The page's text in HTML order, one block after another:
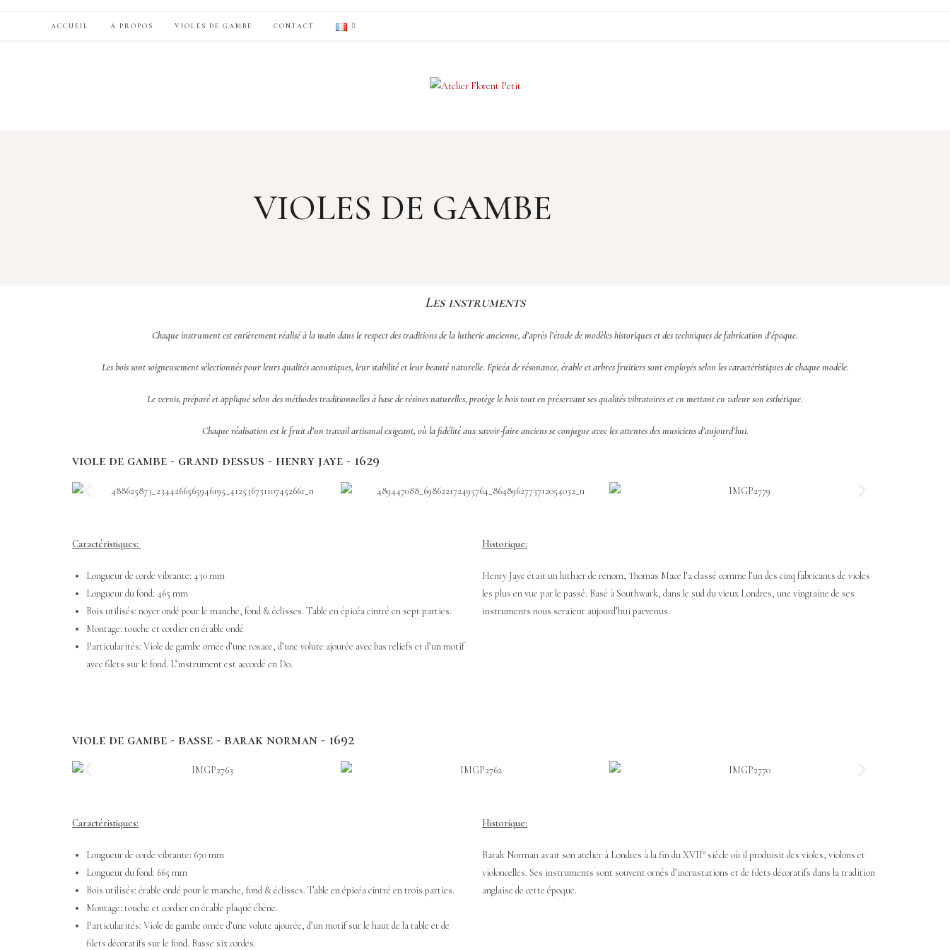
ACCUEIL À PROPOS VIOLES DE GAMBE CONTACT
VIOLES DE GAMBE
Les instruments
Chaque instrument est entièrement réalisé à la main dans le respect des traditions de la lutherie ancienne, d’après l’étude de modèles historiques et des techniques de fabrication d’époque.
Les bois sont soigneusement sélectionnés pour leurs qualités acoustiques, leur stabilité et leur beauté naturelle. Épicéa de résonance, érable et arbres fruitiers sont employés selon les caractéristiques de chaque modèle.
Le vernis, préparé et appliqué selon des méthodes traditionnelles à base de résines naturelles, protège le bois tout en préservant ses qualités vibratoires et en mettant en valeur son esthétique.
Chaque réalisation est le fruit d’un travail artisanal exigeant, où la fidélité aux savoir-faire anciens se conjugue avec les attentes des musiciens d’aujourd’hui.
viole de gambe - grand dessus - henry jaye - 1629
Caractéristiques:
Longueur de corde vibrante: 430 mm
Longueur du fond: 465 mm
Bois utilisés: noyer ondé pour le manche, fond & éclisses. Table en épicéa cintré en sept parties.
Montage: touche et cordier en érable ondé
Particularités: Viole de gambe ornée d’une rosace, d’une volute ajourée avec bas reliefs et d’un motif
avec filets sur le fond. L’instrument est accordé en Do.
Historique:
Henry Jaye était un luthier de renom, Thomas Mace l’a classé comme l’un des cinq fabricants de violes
les plus en vue par le passé. Basé à Southwark, dans le sud du vieux Londres, une vingtaine de ses
instruments nous seraient aujourd’hui parvenus.
viole de gambe - basse - barak norman - 1692
Caractéristiques:
Longueur de corde vibrante: 670 mm
Longueur du fond: 665 mm
Bois utilisés: érable ondé pour le manche, fond & éclisses. Table en épicéa cintré en trois parties.
Montage: touche et cordier en érable plaqué ébène.
Particularités: Viole de gambe ornée d’une volute ajourée, d’un motif sur le haut de la table et de
filets décoratifs sur le fond. Basse six cordes.
Historique:
Barak Norman avait son atelier à Londres à la fin du XVII° siècle où il produisit des violes, violons et
violoncelles. Ses instruments sont souvent ornés d’incrustations et de filets décoratifs dans la tradition
anglaise de cette époque.